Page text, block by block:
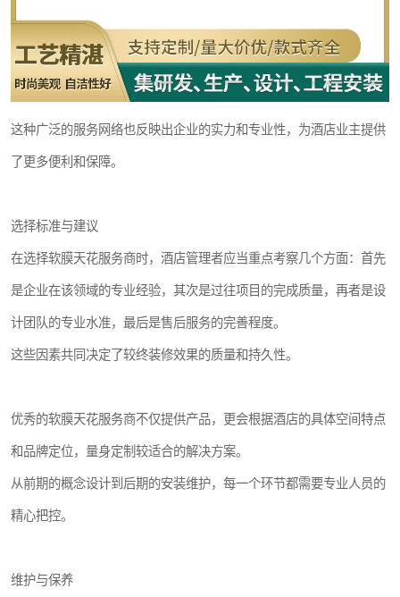
这种广泛的服务网络也反映出企业的实力和专业性，为酒店业主提供
了更多便利和保障。
选择标准与建议
在选择软膜天花服务商时，酒店管理者应当重点考察几个方面：首先
是企业在该领域的专业经验，其次是过往项目的完成质量，再者是设
计团队的专业水准，最后是售后服务的完善程度。
这些因素共同决定了较终装修效果的质量和持久性。
优秀的软膜天花服务商不仅提供产品，更会根据酒店的具体空间特点
和品牌定位，量身定制较适合的解决方案。
从前期的概念设计到后期的安装维护，每一个环节都需要专业人员的
精心把控。
维护与保养